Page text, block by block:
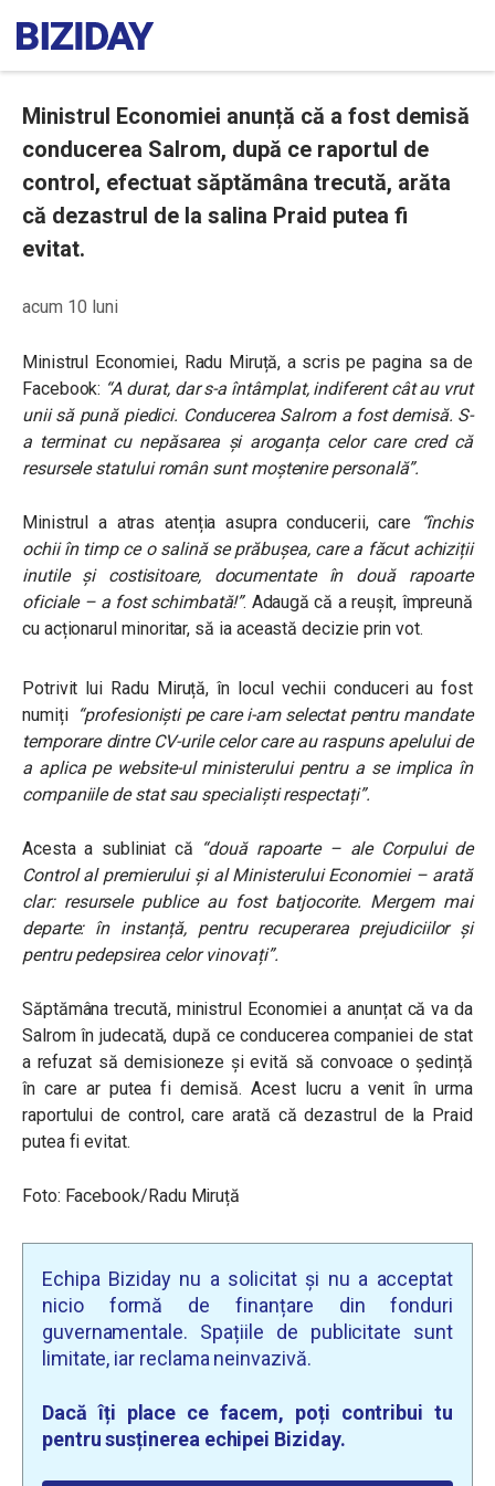
Ministrul Economiei anunță că a fost demisă
conducerea Salrom, după ce raportul de
control, efectuat săptămâna trecută, arăta
că dezastrul de la salina Praid putea fi
evitat.
acum 10 luni
Ministrul Economiei, Radu Miruță, a scris pe pagina sa de
Facebook: “A durat, dar s-a întâmplat, indiferent cât au vrut
unii să pună piedici. Conducerea Salrom a fost demisă. S-
a terminat cu nepăsarea și aroganța celor care cred că
resursele statului român sunt moștenire personală”.
Ministrul a atras atenția asupra conducerii, care
“închis
ochii în timp ce o salină se prăbușea, care a făcut achiziții
inutile și costisitoare, documentate în două rapoarte
oficiale – a fost schimbată!”. Adaugă că a reușit, împreună
cu acționarul minoritar, să ia această decizie prin vot.
Potrivit lui Radu Miruță, în locul vechii conduceri au fost
numiți “profesioniști pe care i-am selectat pentru mandate
temporare dintre CV-urile celor care au raspuns apelului de
a aplica pe website-ul ministerului pentru a se implica în
companiile de stat sau specialiști respectați”.
Acesta a subliniat că “două rapoarte – ale Corpului de
Control al premierului și al Ministerului Economiei – arată
clar: resursele publice au fost batjocorite. Mergem mai
departe: în instanță, pentru recuperarea prejudiciilor şi
pentru pedepsirea celor vinovați”.
Săptămâna trecută, ministrul Economiei a anunțat că va da
Salrom în judecată, după ce conducerea companiei de stat
a refuzat să demisioneze și evită să convoace o ședință
în care ar putea fi demisă. Acest lucru a venit în urma
raportului de control, care arată că dezastrul de la Praid
putea fi evitat.
Foto: Facebook/Radu Miruță
Echipa Biziday nu a solicitat și nu a acceptat
nicio formă de finanțare din fonduri
guvernamentale. Spațiile de publicitate sunt
limitate, iar reclama neinvazivă.
Dacă îți place ce facem, poți contribui tu
pentru susținerea echipei Biziday.